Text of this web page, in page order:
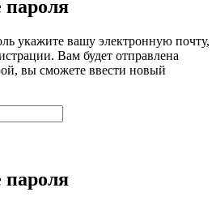
пароля
укажите вашу электронную почту,
Вам будет отправлена
вы сможете ввести новый
пароля